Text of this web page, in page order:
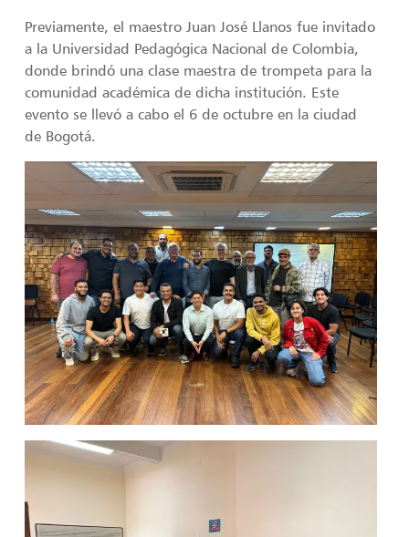
Previamente, el maestro Juan José Llanos fue invitado
a la Universidad Pedagógica Nacional de Colombia,
donde brindó una clase maestra de trompeta para la
comunidad académica de dicha institución. Este
evento se llevó a cabo el 6 de octubre en la ciudad
de Bogotá.